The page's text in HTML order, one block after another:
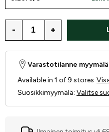
- +
Varastotilanne
Available in 1 of 9 stores
Suosikkimyymälä: Valitse